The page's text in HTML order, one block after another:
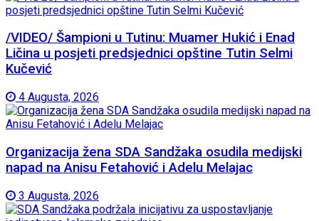
/VIDEO/ Šampioni u Tutinu: Muamer Hukić i Enad
Ličina u posjeti predsjednici opštine Tutin Selmi
Kučević
4 Augusta, 2026
Organizacija žena SDA Sandžaka osudila medijski
napad na Anisu Fetahović i Adelu Melajac
3 Augusta, 2026